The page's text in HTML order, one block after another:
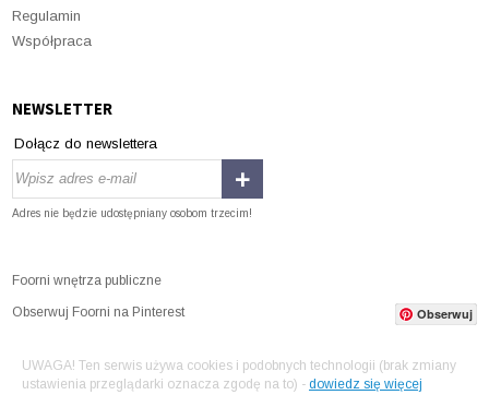
Regulamin
Współpraca
NEWSLETTER
Dołącz do newslettera
Adres nie będzie udostępniany osobom trzecim!
Foorni wnętrza publiczne
Obserwuj Foorni na Pinterest Obserwuj
UWAGA! Ten serwis używa cookies i podobnych technologii (brak zmiany
ustawienia przeglądarki oznacza zgodę na to) - dowiedz się więcej